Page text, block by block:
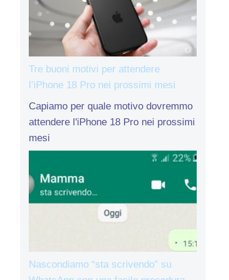
Tre buoni motivi per attendere
l’iPhone 18 Pro nei prossimi mesi
Capiamo per quale motivo dovremmo
attendere l'iPhone 18 Pro nei prossimi
mesi
Nascondiamo “sta scrivendo” su